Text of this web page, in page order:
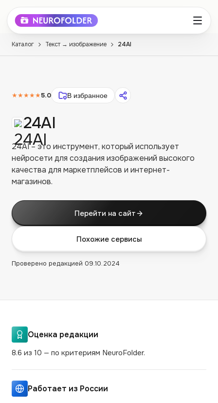
Каталог Текст → изображение 24AI
★★★★★5.0 В избранное
24AI
24AI – это инструмент, который использует
нейросети для создания изображений высокого
качества для маркетплейсов и интернет-
магазинов.
Перейти на сайт
Похожие сервисы
Проверено редакцией 09.10.2024
Оценка редакции
8.6 из 10 — по критериям NeuroFolder.
Работает из России